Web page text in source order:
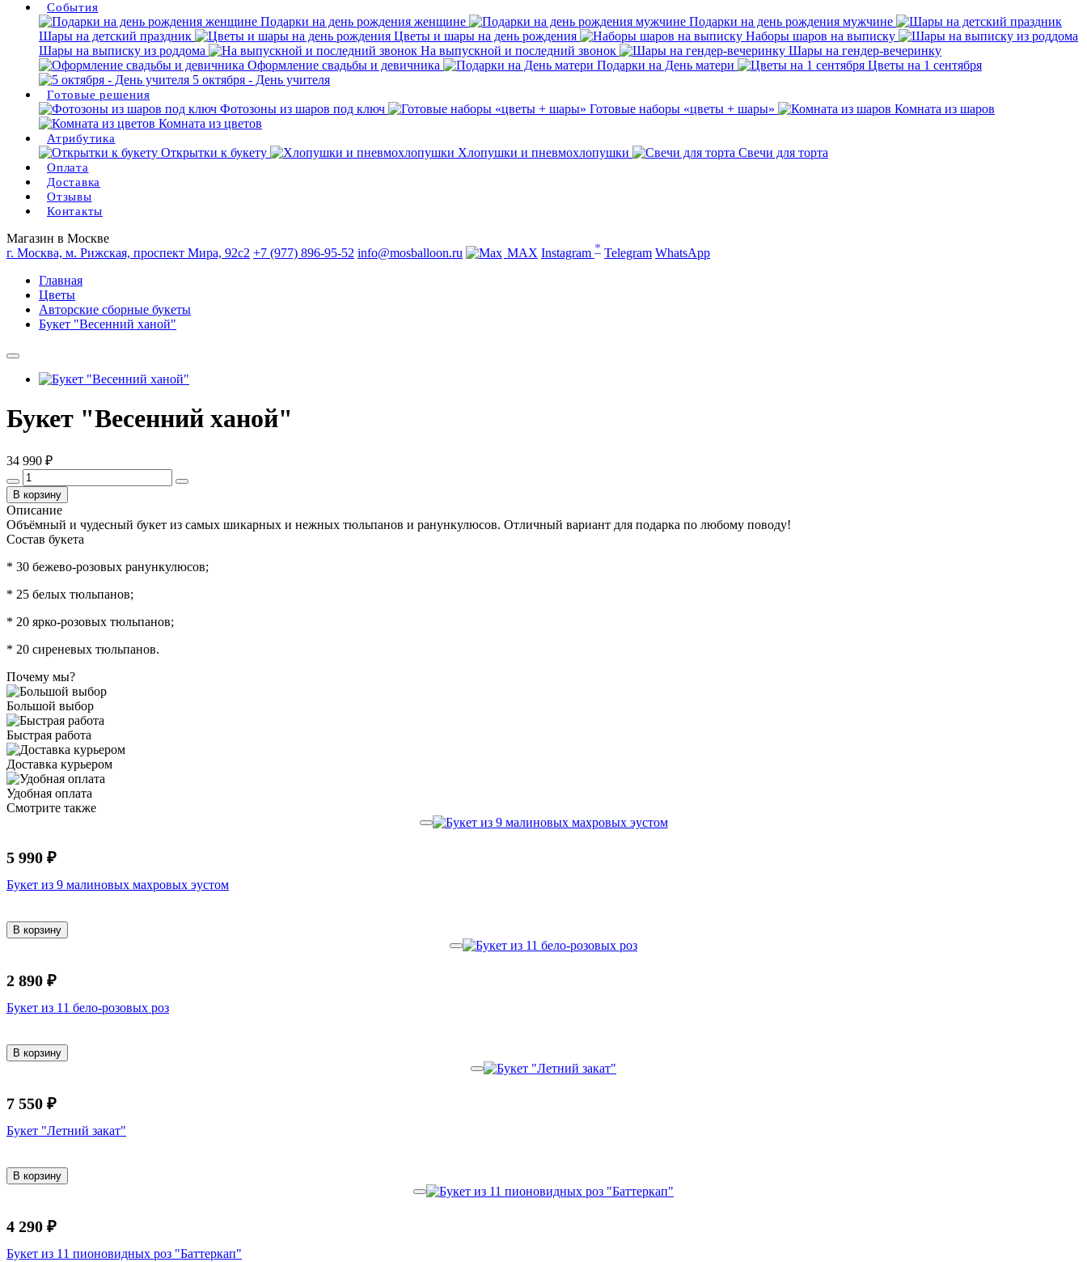
События
Подарки на день рождения женщине
Подарки на день рождения мужчине
Шары на детский праздник
Цветы и шары на день рождения
Наборы шаров на выписку
Шары на выписку из роддома
На выпускной и последний звонок
Шары на гендер-вечеринку
Оформление свадьбы и девичника
Подарки на День матери
Цветы на 1 сентября
5 октября - День учителя
Готовые решения
Фотозоны из шаров под ключ Готовые наборы «цветы + шары»
Комната из шаров
Комната из цветов
Атрибутика
Открытки к букету Хлопушки и пневмохлопушки Свечи для торта
Оплата
Доставка
Отзывы
Контакты
Магазин в Москве
г. Москва, м. Рижская, проспект Мира, 92с2 +7 (977) 896-95-52 info@mosballoon.ru MAX Instagram * Telegram WhatsApp
Главная
Цветы
Авторские сборные букеты
Букет "Весенний ханой"
Букет "Весенний ханой"
34 990 ₽
В корзину
Описание
Объёмный и чудесный букет из самых шикарных и нежных тюльпанов и ранункулюсов. Отличный вариант для подарка по любому поводу!
Состав букета
* 30 бежево-розовых ранункулюсов;
* 25 белых тюльпанов;
* 20 ярко-розовых тюльпанов;
* 20 сиреневых тюльпанов.
Почему мы?
Большой выбор
Быстрая работа
Доставка курьером
Удобная оплата
Смотрите также
5 990 ₽
Букет из 9 малиновых махровых эустом
В корзину
2 890 ₽
Букет из 11 бело-розовых роз
В корзину
7 550 ₽
Букет "Летний закат"
В корзину
4 290 ₽
Букет из 11 пионовидных роз "Баттеркап"